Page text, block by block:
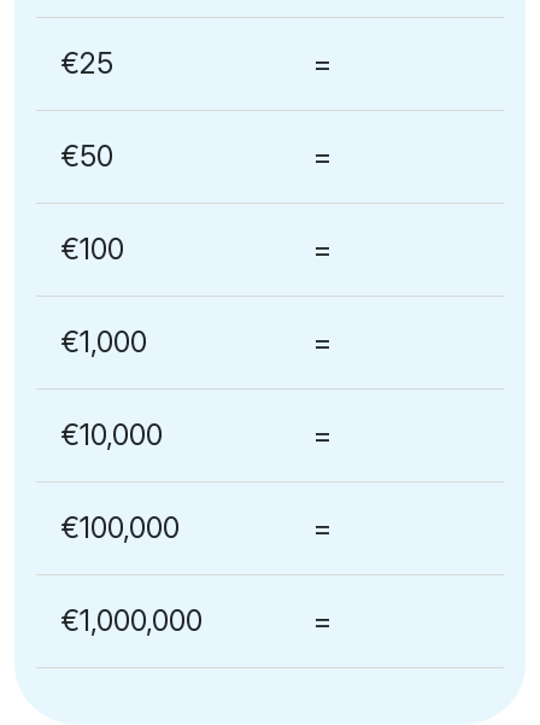
€25 =
€50 =
€100 =
€1,000 =
€10,000 =
€100,000 =
€1,000,000 =